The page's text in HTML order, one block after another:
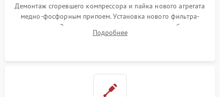
Демонтаж сгоревшего компрессора и пайка нового агрегата
медно-фосфорным припоем. Установка нового фильтра-
осушителя. Замена изношенных вентиляторов обдува,
сломанных заслонок или поврежденных дверных петель.
Подробнее